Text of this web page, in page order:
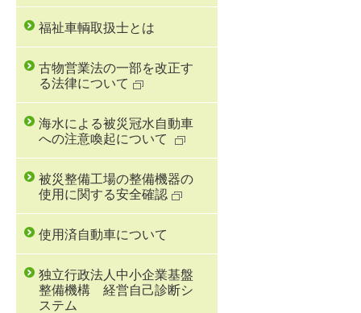
福祉車輌取扱士とは
古物営業法の一部を改正す
る法律について
海水による被災冠水自動車
への注意喚起について
被災整備工場の整備機器の
使用に関する安全確認
使用済自動車について
独立行政法人中小企業基盤
整備機構 経営自己診断シ
ステム